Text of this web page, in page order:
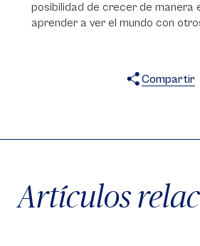
posibilidad de crecer de manera
aprender a ver el mundo con
Compartir
Artículos